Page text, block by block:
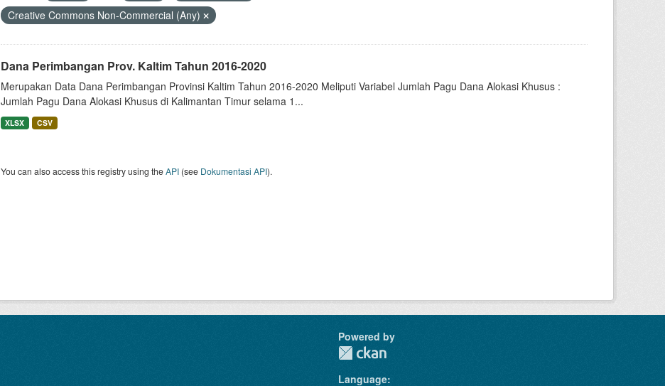
Creative Commons Non-Commercial (Any)
Dana Perimbangan Prov. Kaltim Tahun 2016-2020
Merupakan Data Dana Perimbangan Provinsi Kaltim Tahun 2016-2020 Meliputi Variabel Jumlah Pagu Dana Alokasi Khusus :
Jumlah Pagu Dana Alokasi Khusus di Kalimantan Timur selama 1...
XLSX CSV
You can also access this registry using theAPI(see Dokumentasi API).
Powered by
Language